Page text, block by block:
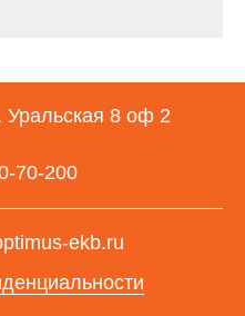
Уральская 8 оф 2
70-200
ekb.ru